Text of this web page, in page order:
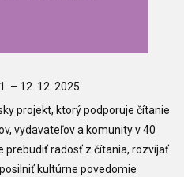
– 12. 12. 2025
projekt, ktorý podporuje čítanie
vydavateľov a komunity v 40
prebudiť radosť z čítania, rozvíjať
kultúrne povedomie